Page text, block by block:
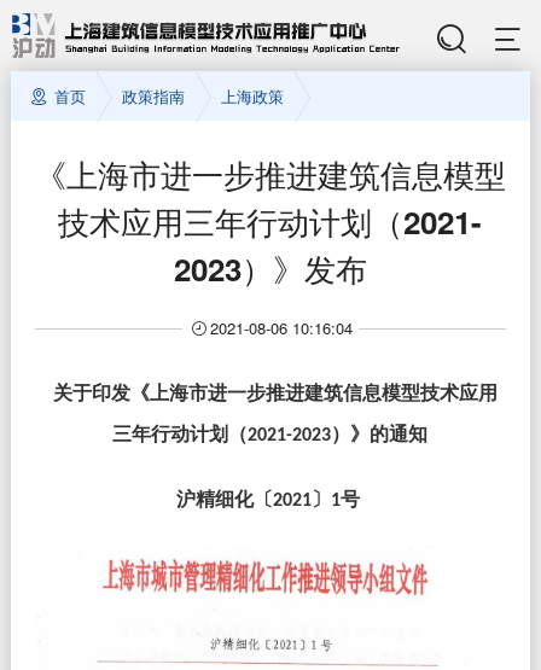
首页 政策指南 上海政策
《上海市进一步推进建筑信息模型
技术应用三年行动计划（2021-
2023）》发布
2021-08-06 10:16:04
关于印发《上海市进一步推进建筑信息模型技术应用
三年行动计划（2021-2023）》的通知
沪精细化〔2021〕 1号